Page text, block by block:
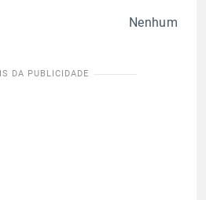
Nenhum